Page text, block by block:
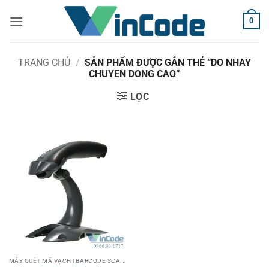
qua
0
TRANG CHỦ / SẢN PHẨM ĐƯỢC GẮN THẺ “DO NHAY
CHUYEN DONG CAO”
LỌC